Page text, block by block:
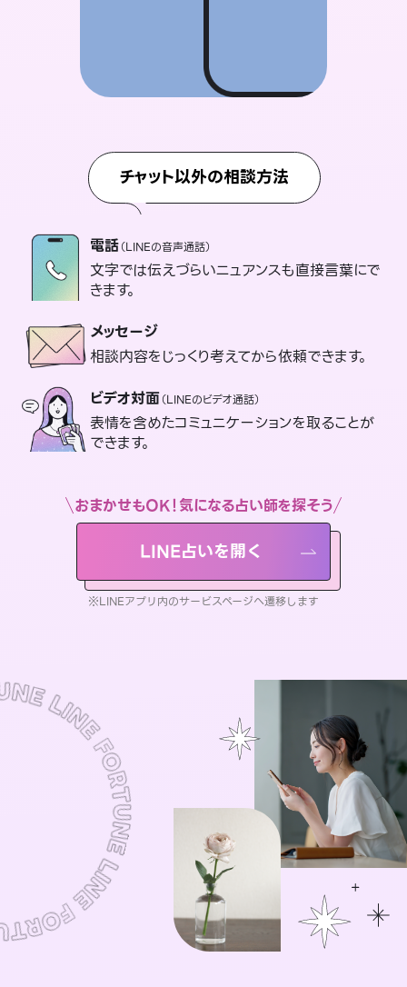
チャット以外の相談方法
電話（LINEの音声通話）
文字では伝えづらいニュアンスも直接言葉にで
きます。
メッセージ
相談内容をじっくり考えてから依頼できます。
ビデオ対面（LINEのビデオ通話）
表情を含めたコミュニケーションを取ることが
できます。
おまかせもOK！気になる占い師を探そう
LINE占いを開く
※LINEアプリ内のサービスページへ遷移します